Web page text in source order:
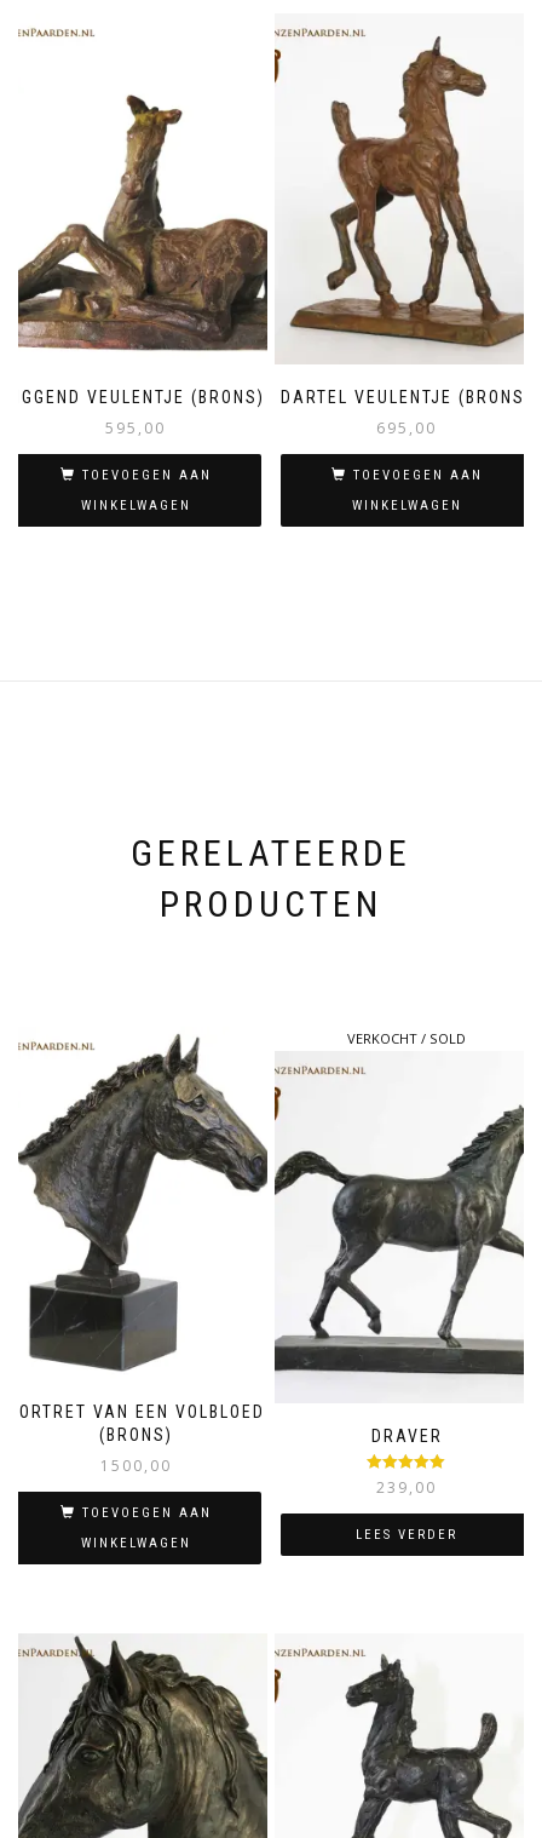
LIGGEND VEULENTJE (BRONS)
595,00
TOEVOEGEN AAN
WINKELWAGEN
DARTEL VEULENTJE (BRONS)
695,00
TOEVOEGEN AAN
WINKELWAGEN
GERELATEERDE
PRODUCTEN
PORTRET VAN EEN VOLBLOED
(BRONS)
1500,00
TOEVOEGEN AAN
WINKELWAGEN
VERKOCHT / SOLD
DRAVER
Gewaardeerd
5.00 uit 5
239,00
LEES VERDER